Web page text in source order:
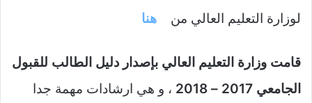
لوزارة التعليم العالي من هنا
قامت وزارة التعليم العالي بإصدار دليل الطالب للقبول
الجامعي 2017 – 2018
، و هي ارشادات مهمة جدا